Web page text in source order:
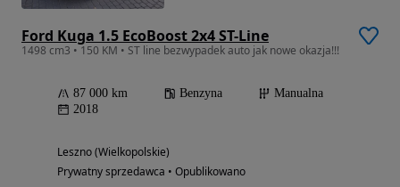
Ford Kuga 1.5 EcoBoost 2x4 ST-Line
1498 cm3 • 150 KM • ST line bezwypadek auto jak nowe okazja!!!
87 000 km Benzyna
Manualna
2018
Leszno (Wielkopolskie)
Prywatny sprzedawca • Opublikowano